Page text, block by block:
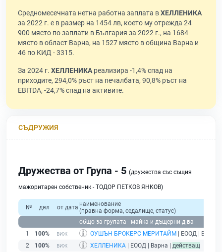
Средномесечната нетна работна заплата вХЕЛЛЕНИКА
за 2022 г. е в размер на 1454 лв, което му отрежда 24
900 място по заплати в България за 2022 г., на 1684
място в област Варна, на 1527 място в община Варна и
46 по КИД - 3315.
За 2024 г. ХЕЛЛЕНИКАреализира -1,4% спад на
приходите, 294,0% ръст на печалбата, 90,8% ръст на
EBITDA, -24,7% спад на активите.
СЪДРУЖИЯ
Дружества от Група - 5 (дружества със същия
мажоритарен собственик - ТОДОР ПЕТКОВ ЯНКОВ)
№ дял от дата наименование
(правна форма, седалище, статус)
общо за групата - майка и дъщерни д-ва
1
100% ОУШЪН БРОКЕРС МЕРИТАЙМ | ЕООД | Варна
2
100% ХЕЛЛЕНИКА | ЕООД | Варна | действащ